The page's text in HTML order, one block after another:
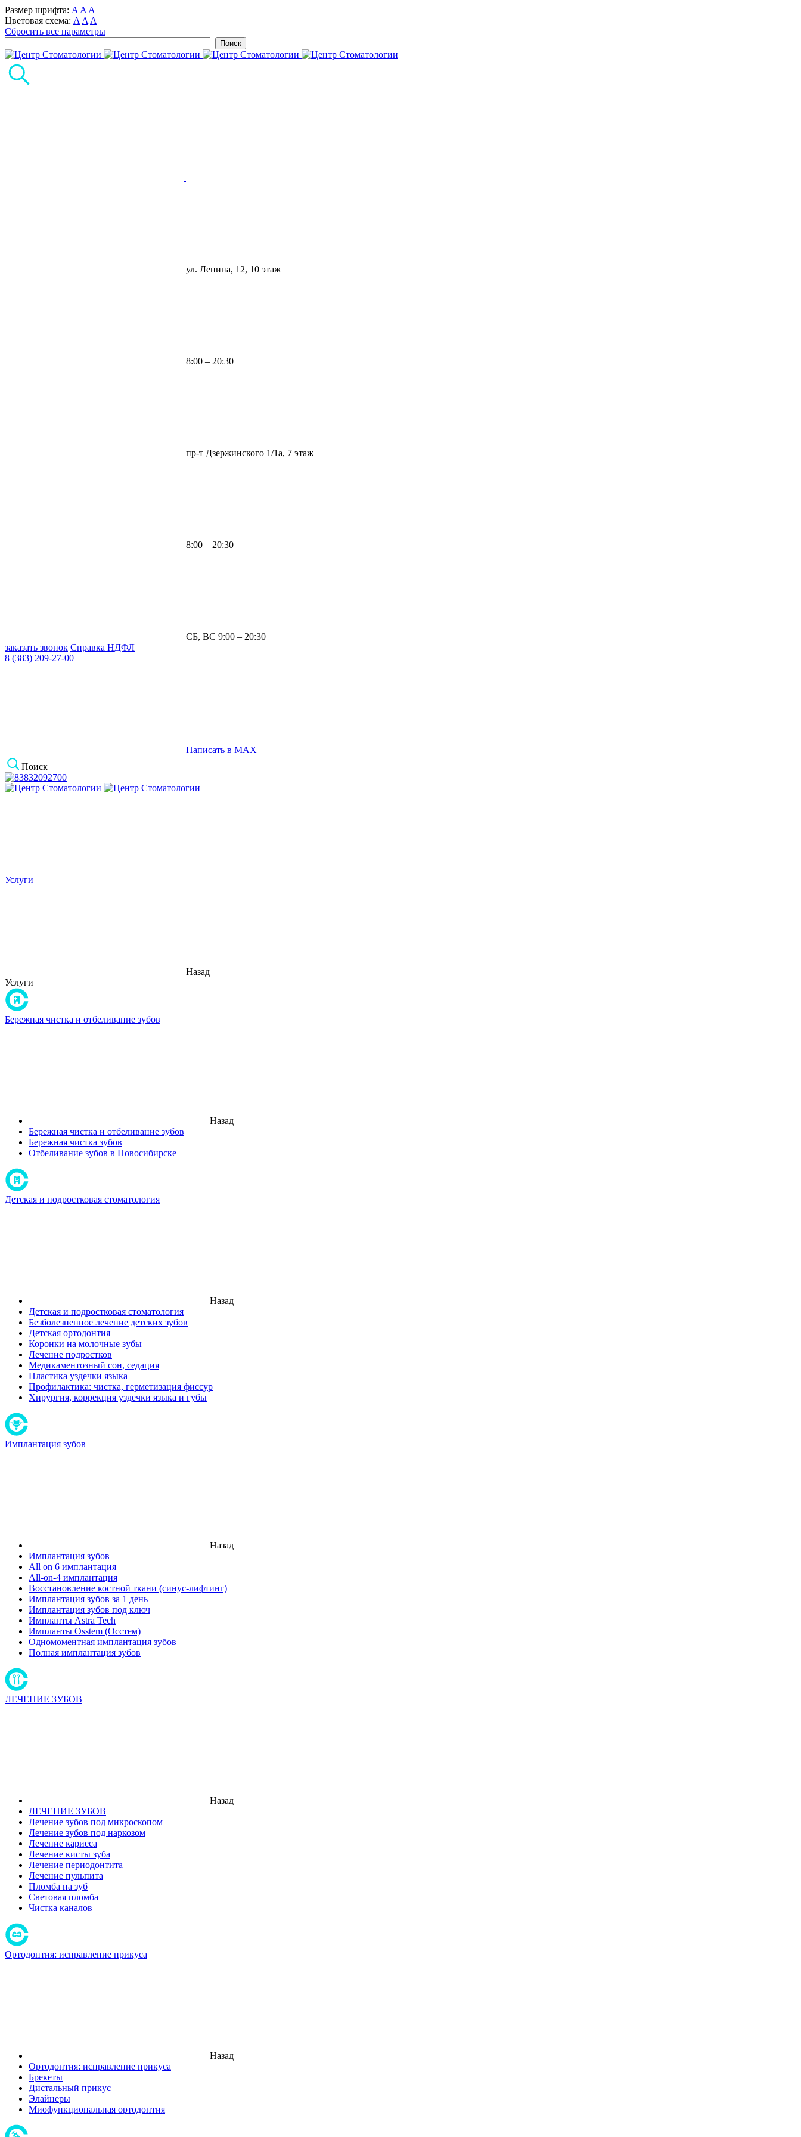
Размер шрифта: A A A
Цветовая схема: A A A
Сбросить все параметры
ул. Ленина, 12, 10 этаж
8:00 – 20:30
пр-т Дзержинского 1/1а, 7 этаж
8:00 – 20:30
СБ, ВС 9:00 – 20:30
заказать звонок Справка НДФЛ
8 (383) 209-27-00
Написать в MAX
Поиск
Услуги
Назад
Услуги
Бережная чистка и отбеливание зубов
Назад
Бережная чистка и отбеливание зубов
Бережная чистка зубов
Отбеливание зубов в Новосибирске
Детская и подростковая стоматология
Назад
Детская и подростковая стоматология
Безболезненное лечение детских зубов
Детская ортодонтия
Коронки на молочные зубы
Лечение подростков
Медикаментозный сон, седация
Пластика уздечки языка
Профилактика: чистка, герметизация фиссур
Хирургия, коррекция уздечки языка и губы
Имплантация зубов
Назад
Имплантация зубов
All on 6 имплантация
All-on-4 имплантация
Восстановление костной ткани (синус-лифтинг)
Имплантация зубов за 1 день
Имплантация зубов под ключ
Импланты Astra Tech
Импланты Osstem (Осстем)
Одномоментная имплантация зубов
Полная имплантация зубов
ЛЕЧЕНИЕ ЗУБОВ
Назад
ЛЕЧЕНИЕ ЗУБОВ
Лечение зубов под микроскопом
Лечение зубов под наркозом
Лечение кариеса
Лечение кисты зуба
Лечение периодонтита
Лечение пульпита
Пломба на зуб
Световая пломба
Чистка каналов
Ортодонтия: исправление прикуса
Назад
Ортодонтия: исправление прикуса
Брекеты
Дистальный прикус
Элайнеры
Миофункциональная ортодонтия